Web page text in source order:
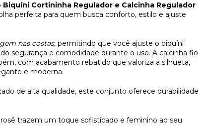
Biquíni Cortininha Regulador e Calcinha Regulador
perfeita para quem busca conforto, estilo e ajuste
nas costas, permitindo que você ajuste o biquíni
segurança e comodidade durante o uso. A calcinha fio
com acabamento rebatido que valoriza a silhueta,
e moderna.
de alta qualidade, este conjunto oferece durabilidade
trazem um toque sofisticado e feminino ao seu